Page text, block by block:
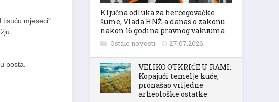
tisuću mjeseci"
posta.
Ključna odluka za hercegovačke
šume, Vlada HNŽ-a danas o zakonu
nakon 16 godina pravnog vakuuma
Ostale novosti 27.07.2026.
VELIKO OTKRIĆE U RAMI:
Kopajući temelje kuće,
pronašao vrijedne
arheološke ostatke